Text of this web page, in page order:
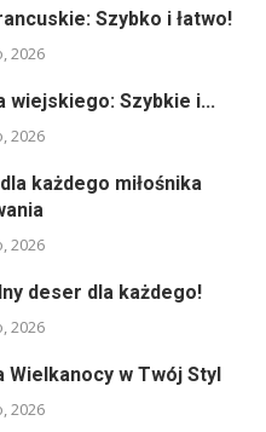
Szybko i łatwo!
2026
wiejskiego: Szybkie i...
2026
każdego miłośnika
2026
deser dla każdego!
2026
w Twój Styl
2026